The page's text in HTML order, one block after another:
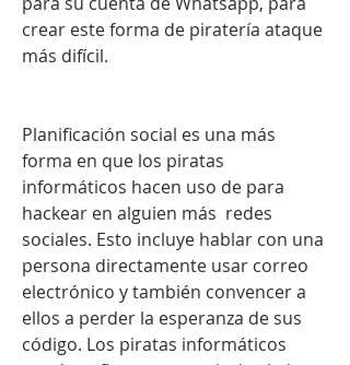
crear este forma de piratería ataque
más difícil.
Planificación social es una más
forma en que los piratas
informáticos hacen uso de para
hackear en alguien más  redes
sociales. Esto incluye hablar con una
persona directamente usar correo
electrónico y también convencer a
ellos a perder la esperanza de sus
código. Los piratas informáticos